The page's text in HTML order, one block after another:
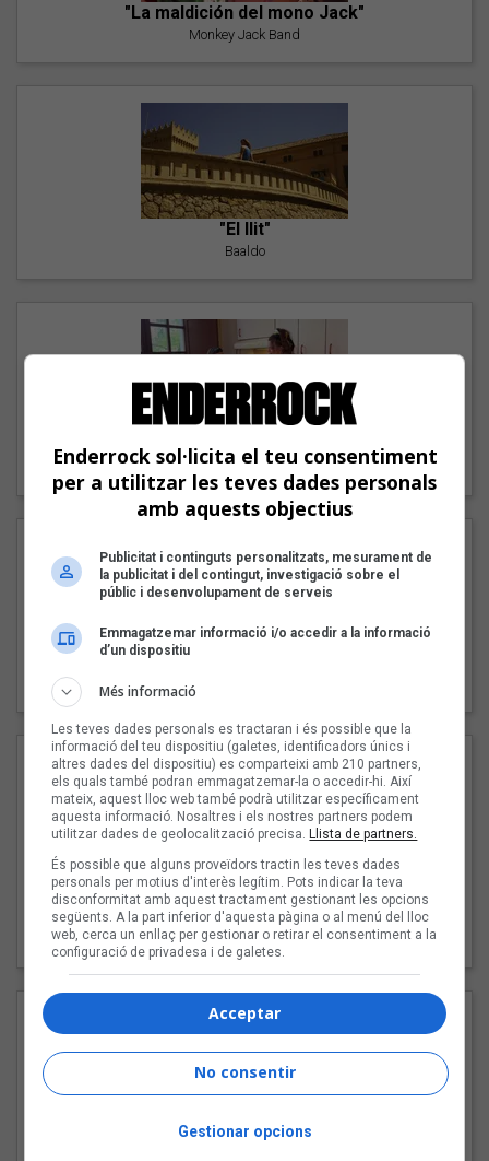
"La maldición del mono Jack"
Monkey Jack Band
"El llit"
Baaldo
"Lo bueno y lo malo"
Carmen y María
Pep Álvarez amb Joan Muntaner (Xanguito)
"Les cabres"
94 Rules amb Compte
Enderrock sol·licita el teu consentiment
per a utilitzar les teves dades personals
amb aquests objectius
Publicitat i continguts personalitzats, mesurament de
la publicitat i del contingut, investigació sobre el
públic i desenvolupament de serveis
Emmagatzemar informació i/o accedir a la informació
d’un dispositiu
Més informació
Les teves dades personals es tractaran i és possible que la
informació del teu dispositiu (galetes, identificadors únics i
altres dades del dispositiu) es comparteixi amb 210 partners,
els quals també podran emmagatzemar-la o accedir-hi. Així
mateix, aquest lloc web també podrà utilitzar específicament
aquesta informació. Nosaltres i els nostres partners podem
utilitzar dades de geolocalització precisa.Llista de partners.
És possible que alguns proveïdors tractin les teves dades
personals per motius d'interès legítim. Pots indicar la teva
disconformitat amb aquest tractament gestionant les opcions
següents. A la part inferior d'aquesta pàgina o al menú del lloc
web, cerca un enllaç per gestionar o retirar el consentiment a la
configuració de privadesa i de galetes.
Acceptar
No consentir
Gestionar opcions